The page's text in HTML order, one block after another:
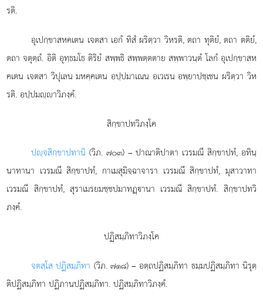
รติ.
อุเปกฺขาสหคเตน เจตสา เอกํ ทิสํ ผริตฺวา วิหรติ, ตถา ทุติยํ, ตถา ตติยํ,
ตถา จตุตฺถํ. อิติ อุทฺธมโธ ติริยํ สพฺพธิ สพฺพตฺตตาย สพฺพาวนฺตํ โลกํ อุเปกฺขาสห
คเตน เจตสา วิปุเลน มหคฺคเตน อปฺปมาเณน อเวเรน อพฺยาปชฺเชน ผริตฺวา วิห
รติ. อปฺปมฺาวิภงฺคํ.
สิกฺขาปทวิภงฺโค
ปฺจสิกฺขาปทานิ (วิภ. ๗๐๓) – ปาณาติปาตา เวรมณี สิกฺขาปทํ, อทินฺ
นาทานา เวรมณี สิกฺขาปทํ, กาเมสุมิจฺฉาจารา เวรมณี สิกฺขาปทํ, มุสาวาทา
เวรมณี สิกฺขาปทํ, สุราเมรยมชฺชปมาทฏฺานา เวรมณี สิกฺขาปทํ. สิกฺขาปทวิ
ภงฺคํ.
ปฏิสมฺภิทาวิภงฺโค
จตสฺโส ปฏิสมฺภิทา (วิภ. ๗๑๘) – อตฺถปฏิสมฺภิทา ธมฺมปฏิสมฺภิทา นิรุตฺ
ติปฏิสมฺภิทา ปฏิภานปฏิสมฺภิทา. ปฏิสมฺภิทาวิภงฺคํ.